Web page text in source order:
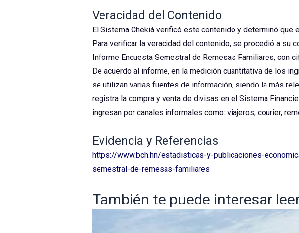
Veracidad del Contenido
El Sistema Chekiá verificó este contenido y determinó que
Para verificar la veracidad del contenido, se procedió a su
Informe Encuesta Semestral de Remesas Familiares, con
De acuerdo al informe, en la medición cuantitativa de los
se utilizan varias fuentes de información, siendo la más
registra la compra y venta de divisas en el Sistema
ingresan por canales informales como: viajeros, courier,
Evidencia y Referencias
https://www.bch.hn/estadisticas-y-publicaciones-
semestral-de-remesas-familiares
También te puede interesar